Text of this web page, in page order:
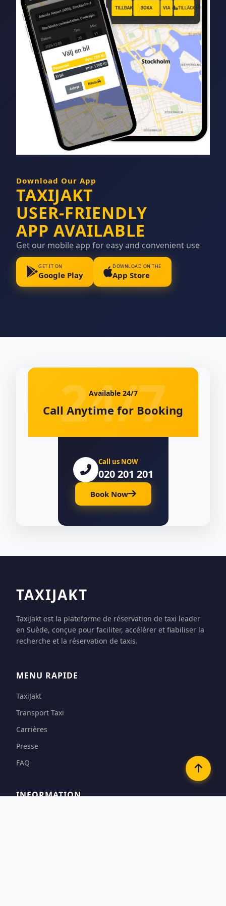
Download Our App
TAXIJAKT
USER-FRIENDLY
APP AVAILABLE
Get our mobile app for easy and convenient use
GET IT ON
Google Play
DOWNLOAD ON THE
App Store
Available 24/7
Call Anytime for Booking
Call us NOW
020 201 201
Book Now
TAXIJAKT
TaxiJakt est la plateforme de réservation de taxi leader
en Suède, conçue pour faciliter, accélérer et fiabiliser la
recherche et la réservation de taxis.
MENU RAPIDE
TaxiJakt
Transport Taxi
Carrières
Presse
FAQ
INFORMATION